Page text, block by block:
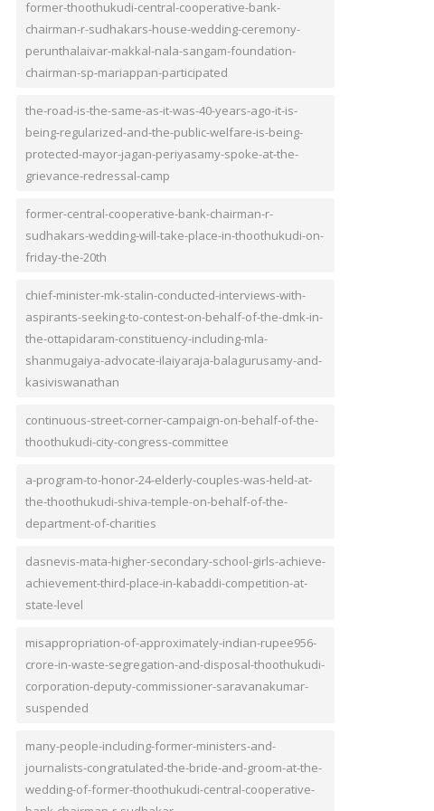
former-thoothukudi-central-cooperative-bank-
chairman-r-sudhakars-house-wedding-ceremony-
perunthalaivar-makkal-nala-sangam-foundation-
chairman-sp-mariappan-participated
the-road-is-the-same-as-it-was-40-years-ago-it-is-
being-regularized-and-the-public-welfare-is-being-
protected-mayor-jagan-periyasamy-spoke-at-the-
grievance-redressal-camp
former-central-cooperative-bank-chairman-r-
sudhakars-wedding-will-take-place-in-thoothukudi-on-
friday-the-20th
chief-minister-mk-stalin-conducted-interviews-with-
aspirants-seeking-to-contest-on-behalf-of-the-dmk-in-
the-ottapidaram-constituency-including-mla-
shanmugaiya-advocate-ilaiyaraja-balagurusamy-and-
kasiviswanathan
continuous-street-corner-campaign-on-behalf-of-the-
thoothukudi-city-congress-committee
a-program-to-honor-24-elderly-couples-was-held-at-
the-thoothukudi-shiva-temple-on-behalf-of-the-
department-of-charities
dasnevis-mata-higher-secondary-school-girls-achieve-
achievement-third-place-in-kabaddi-competition-at-
state-level
misappropriation-of-approximately-indian-rupee956-
crore-in-waste-segregation-and-disposal-thoothukudi-
corporation-deputy-commissioner-saravanakumar-
suspended
many-people-including-former-ministers-and-
journalists-congratulated-the-bride-and-groom-at-the-
wedding-of-former-thoothukudi-central-cooperative-